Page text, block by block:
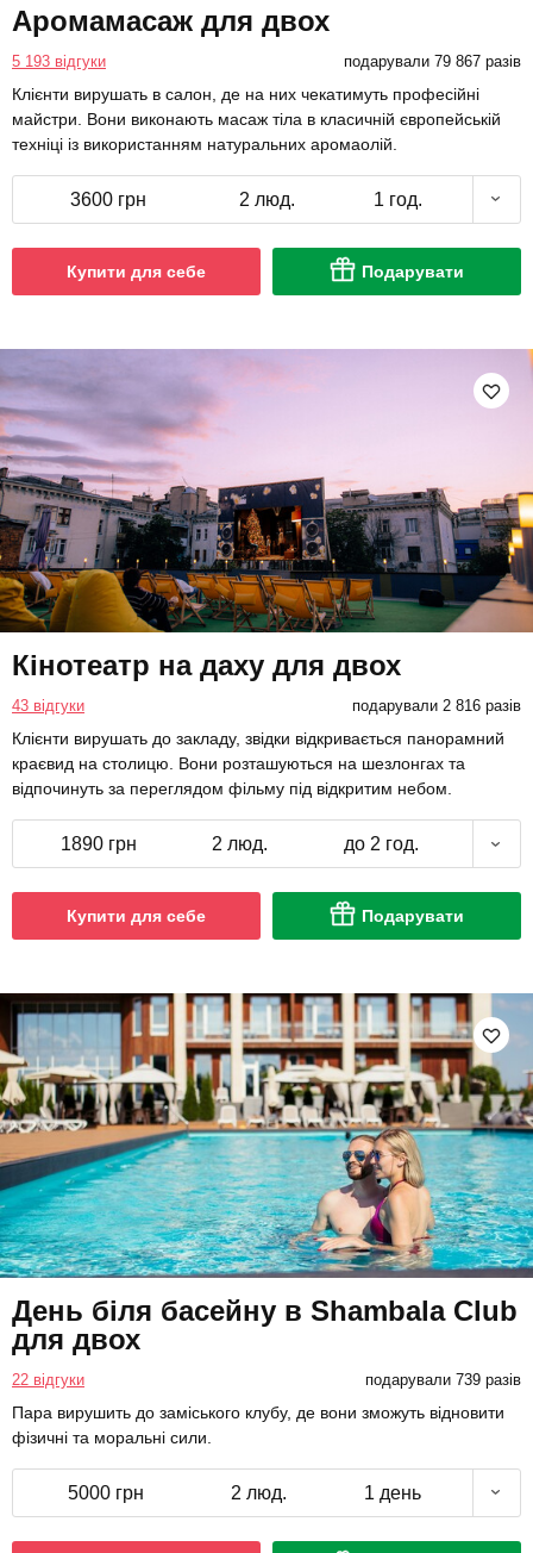
Аромамасаж для двох
5 193 відгуки подарували 79 867 разів
Клієнти вирушать в салон, де на них чекатимуть професійні
майстри. Вони виконають масаж тіла в класичній європейській
техніці із використанням натуральних аромаолій.
3600 грн 2 люд. 1 год.
Купити для себе Подарувати
Кінотеатр на даху для двох
43 відгуки подарували 2 816 разів
Клієнти вирушать до закладу, звідки відкривається панорамний
краєвид на столицю. Вони розташуються на шезлонгах та
відпочинуть за переглядом фільму під відкритим небом.
1890 грн 2 люд. до 2 год.
Купити для себе Подарувати
День біля басейну в Shambala Club
для двох
22 відгуки подарували 739 разів
Пара вирушить до заміського клубу, де вони зможуть відновити
фізичні та моральні сили.
5000 грн 2 люд. 1 день